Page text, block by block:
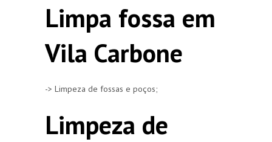
Limpa fossa em
Vila Carbone
-> Limpeza de fossas e poços;
Limpeza de